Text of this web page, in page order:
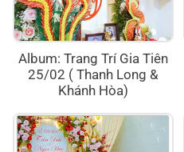
Album: Trang Trí Gia Tiên
25/02 ( Thanh Long &
Khánh Hòa)